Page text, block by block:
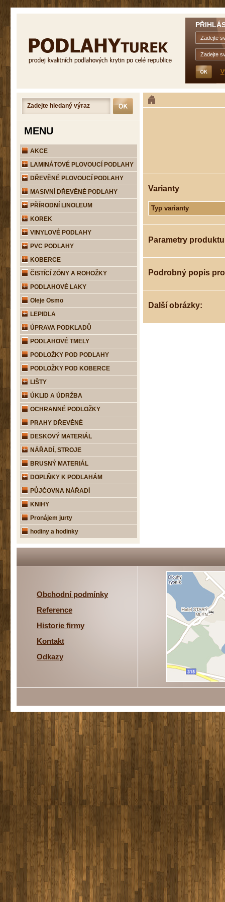
Varianty
Typ varianty
Parametry produktu
Podrobný popis
Další obrázky:
MENU
AKCE
LAMINÁTOVÉ PLOVOUCÍ PODLAHY
DŘEVĚNÉ PLOVOUCÍ PODLAHY
MASIVNÍ DŘEVĚNÉ PODLAHY
PŘÍRODNÍ LINOLEUM
KOREK
VINYLOVÉ PODLAHY
PVC PODLAHY
KOBERCE
ČISTÍCÍ ZÓNY A ROHOŽKY
PODLAHOVÉ LAKY
Oleje Osmo
LEPIDLA
ÚPRAVA PODKLADŮ
PODLAHOVÉ TMELY
PODLOŽKY POD PODLAHY
PODLOŽKY POD KOBERCE
LIŠTY
ÚKLID A ÚDRŽBA
OCHRANNÉ PODLOŽKY
PRAHY DŘEVĚNÉ
DESKOVÝ MATERIÁL
NÁŘADÍ, STROJE
BRUSNÝ MATERIÁL
DOPLŇKY K PODLAHÁM
PŮJČOVNA NÁŘADÍ
KNIHY
Pronájem jurty
hodiny a hodinky
Obchodní podmínky
Reference
Historie firmy
Kontakt
Odkazy